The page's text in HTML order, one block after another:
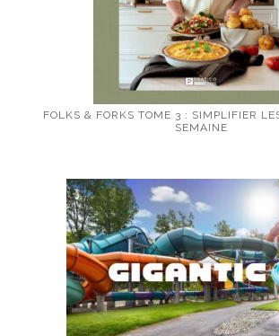
FOLKS & FORKS TOME 3 : SIMPLIFIER
SEMAINE